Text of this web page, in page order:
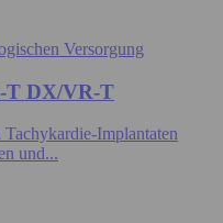
Versorgung
T DX/VR-T
Tachykardie-Implantaten
und...